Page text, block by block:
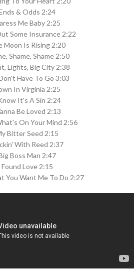
& Odds 2:24
Me Baby 2:25
Some Insurance 2:22
Moon Is Rising 2:20
Shame, Shame 2:50
Lights, Big City 2:38
Have To Go 3:03
In Virginia 2:25
It's A Sin 2:24
Be Loved 2:13
On Your Mind 2:56
Bitter Seed 2:15
With Reed 2:37
Boss Man 2:47
Found Love 2:15
You Want Me To Do 2:27